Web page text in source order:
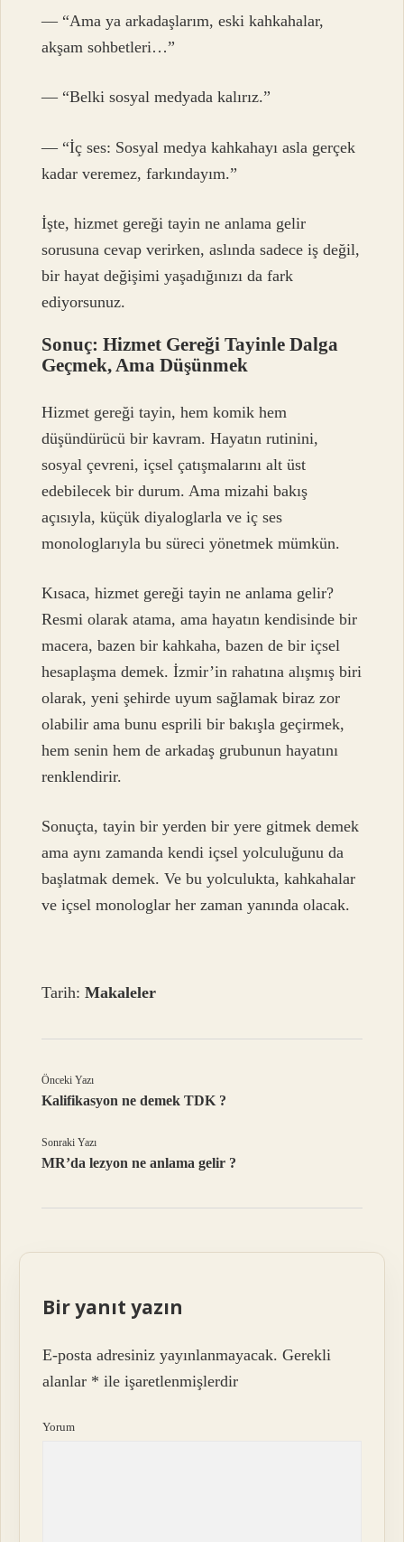
— “Ama ya arkadaşlarım, eski kahkahalar,
akşam sohbetleri…”
— “Belki sosyal medyada kalırız.”
— “İç ses: Sosyal medya kahkahayı asla gerçek
kadar veremez, farkındayım.”
İşte, hizmet gereği tayin ne anlama gelir
sorusuna cevap verirken, aslında sadece iş değil,
bir hayat değişimi yaşadığınızı da fark
ediyorsunuz.
Sonuç: Hizmet Gereği Tayinle Dalga
Geçmek, Ama Düşünmek
Hizmet gereği tayin, hem komik hem
düşündürücü bir kavram. Hayatın rutinini,
sosyal çevreni, içsel çatışmalarını alt üst
edebilecek bir durum. Ama mizahi bakış
açısıyla, küçük diyaloglarla ve iç ses
monologlarıyla bu süreci yönetmek mümkün.
Kısaca, hizmet gereği tayin ne anlama gelir?
Resmi olarak atama, ama hayatın kendisinde bir
macera, bazen bir kahkaha, bazen de bir içsel
hesaplaşma demek. İzmir’in rahatına alışmış biri
olarak, yeni şehirde uyum sağlamak biraz zor
olabilir ama bunu esprili bir bakışla geçirmek,
hem senin hem de arkadaş grubunun hayatını
renklendirir.
Sonuçta, tayin bir yerden bir yere gitmek demek
ama aynı zamanda kendi içsel yolculuğunu da
başlatmak demek. Ve bu yolculukta, kahkahalar
ve içsel monologlar her zaman yanında olacak.
Tarih:Makaleler
Önceki Yazı
Kalifikasyon ne demek TDK ?
Sonraki Yazı
MR’da lezyon ne anlama gelir ?
Bir yanıt yazın
E-posta adresiniz yayınlanmayacak. Gerekli
alanlar * ile işaretlenmişlerdir
Yorum